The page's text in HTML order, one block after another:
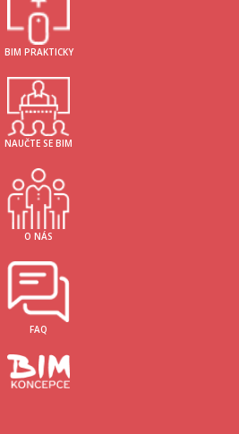
BIM PRAKTICKY
NAUČTE SE BIM
O NÁS
FAQ